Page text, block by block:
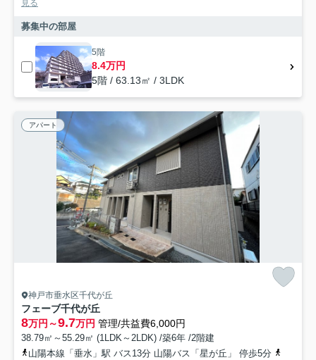
見る
募集中の部屋
5階
8.4万円
5階 / 63.13㎡ / 3LDK
アパート
神戸市垂水区千代が丘
フェーブ千代が丘
8万円～9.7万円 管理/共益費6,000円
38.79㎡～55.29㎡ (1LDK～2LDK) /築6年 /2階建
山陽本線「垂水」駅 バス13分 山陽バス「星が丘」 停歩5分